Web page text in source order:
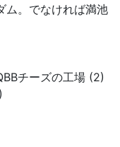
ム。でなければ満池
チーズの工場 (2)